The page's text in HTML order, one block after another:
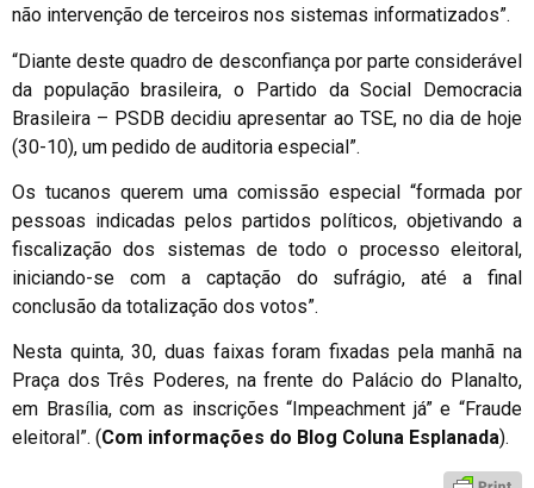
não intervenção de terceiros nos sistemas informatizados”.
“Diante deste quadro de desconfiança por parte considerável
da população brasileira, o Partido da Social Democracia
Brasileira – PSDB decidiu apresentar ao TSE, no dia de hoje
(30-10), um pedido de auditoria especial”.
Os tucanos querem uma comissão especial “formada por
pessoas indicadas pelos partidos políticos, objetivando a
fiscalização dos sistemas de todo o processo eleitoral,
iniciando-se com a captação do sufrágio, até a final
conclusão da totalização dos votos”.
Nesta quinta, 30, duas faixas foram fixadas pela manhã na
Praça dos Três Poderes, na frente do Palácio do Planalto,
em Brasília, com as inscrições “Impeachment já” e “Fraude
eleitoral”. (Com informações do Blog Coluna Esplanada).